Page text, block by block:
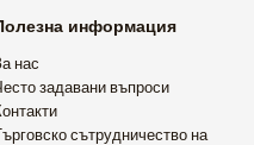
информация
нас
задавани въпроси
сътрудничество на